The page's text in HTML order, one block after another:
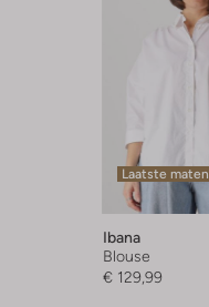
Laatste maten
Ibana
Blouse
€ 129,99